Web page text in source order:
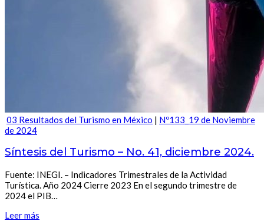
03 Resultados del Turismo en México | Nº133_19 de Noviembre
de 2024
Síntesis del Turismo – No. 41, diciembre 2024.
Fuente: INEGI. – Indicadores Trimestrales de la Actividad
Turística. Año 2024 Cierre 2023 En el segundo trimestre de
2024 el PIB…
Leer más